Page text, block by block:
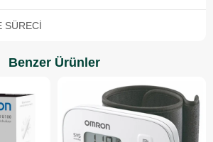
SÜRECI
Benzer Ürünler